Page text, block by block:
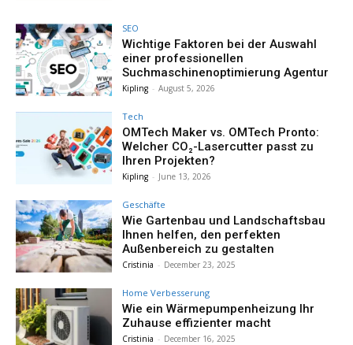
SEO
Wichtige Faktoren bei der Auswahl
einer professionellen
Suchmaschinenoptimierung Agentur
Kipling - August 5, 2026
Tech
OMTech Maker vs. OMTech Pronto:
Welcher CO₂-Lasercutter passt zu
Ihren Projekten?
Kipling - June 13, 2026
Geschäfte
Wie Gartenbau und Landschaftsbau
Ihnen helfen, den perfekten
Außenbereich zu gestalten
Cristinia - December 23, 2025
Home Verbesserung
Wie ein Wärmepumpenheizung Ihr
Zuhause effizienter macht
Cristinia - December 16, 2025